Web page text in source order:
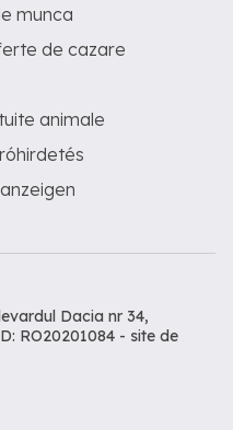
munca
de cazare
animale
Dacia nr 34,
RO20201084 - site de